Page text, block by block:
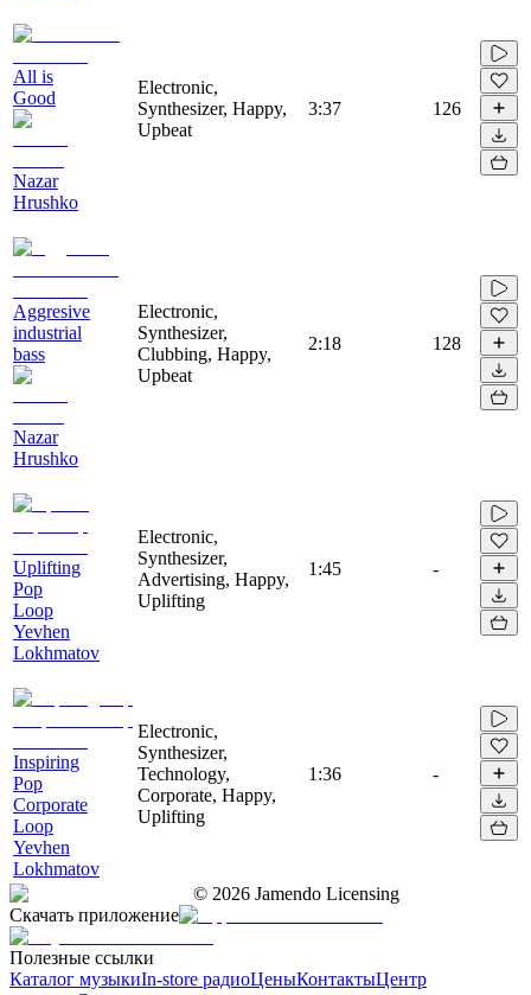
All is
Good
Nazar
Hrushko
Electronic,
Synthesizer, Happy,
Upbeat
3:37 126
Aggresive
industrial
bass
Nazar
Hrushko
Electronic,
Synthesizer,
Clubbing, Happy,
Upbeat
2:18 128
Uplifting
Pop
Loop
Yevhen
Lokhmatov
Electronic,
Synthesizer,
Advertising, Happy,
Uplifting
1:45 -
Inspiring
Pop
Corporate
Loop
Yevhen
Lokhmatov
Electronic,
Synthesizer,
Technology,
Corporate, Happy,
Uplifting
1:36 -
© 2026 Jamendo Licensing
Скачать приложение
Полезные ссылки
Каталог музыкиIn-store радиоЦеныКонтактыЦентр